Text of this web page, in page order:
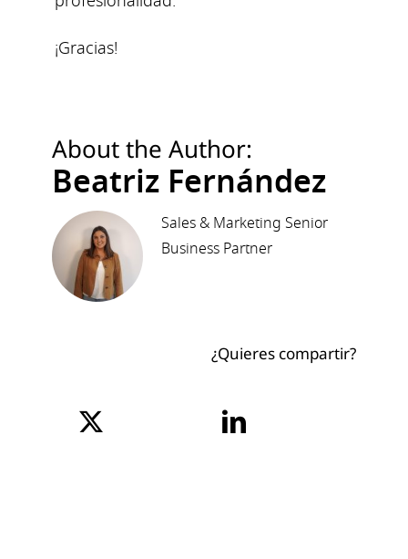
¡Gracias!
About the Author:
Beatriz Fernández
Sales & Marketing Senior
Business Partner
¿Quieres compartir?